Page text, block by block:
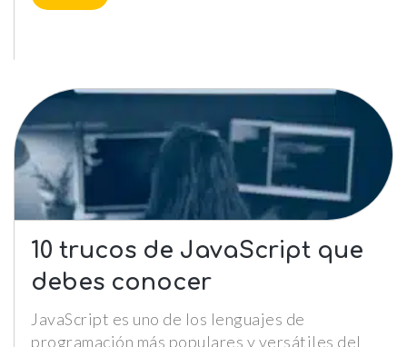
10 trucos de JavaScript que
debes conocer
JavaScript es uno de los lenguajes de
programación más populares y versátiles del
NID